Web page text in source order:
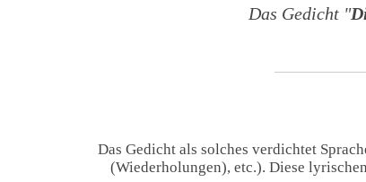
Das Gedicht "
Das Gedicht als solches verdichtet
(Wiederholungen), etc.). Diese